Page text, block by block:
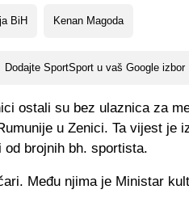
BiH Kenan Magoda
Dodajte SportSport u vaš Google izbor
ostali su bez ulaznica za
u Zenici. Ta vijest je
brojnih bh. sportista.
Među njima je Ministar